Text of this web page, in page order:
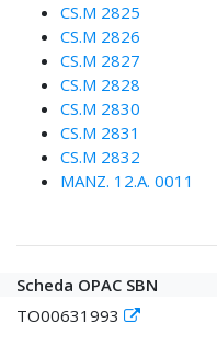
CS.M 2825
CS.M 2826
CS.M 2827
CS.M 2828
CS.M 2830
CS.M 2831
CS.M 2832
MANZ. 12.A. 0011
Scheda OPAC SBN
TO00631993